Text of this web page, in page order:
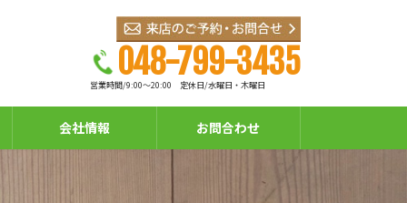
048-799-3435
営業時間/9:00～20:00 定休日/水曜日・木曜日
会社情報 お問合わせ